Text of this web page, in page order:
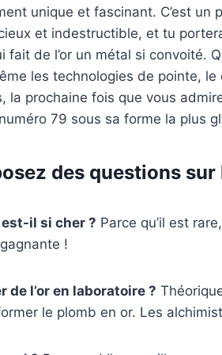
unique et fascinant. C’est un
et indestructible, et tu
fait de l’or un métal si convoité.
les technologies de pointe,
la prochaine fois que vous
79 sous sa forme la plus
des questions sur
est-il si cher ? Parce qu’il est
!
de l’or en laboratoire ?
le plomb en or. Les